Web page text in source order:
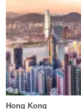
Hong Kong